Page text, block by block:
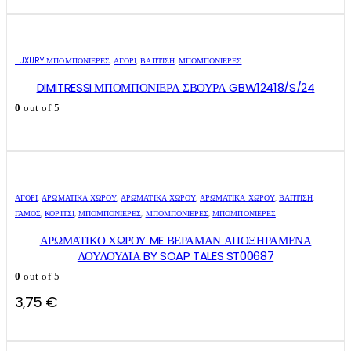
LUXURY ΜΠΟΜΠΟΝΙΈΡΕΣ,ΑΓΌΡΙ,ΒΑΠΤΙΣΗ, ΜΠΟΜΠΟΝΙΈΡΕΣ
DIMITRESSI ΜΠΟΜΠΟΝΙΕΡΑ ΣΒΟΥΡΑ GBW12418/S/24
0 out of 5
ΑΓΌΡΙ,ΑΡΩΜΑΤΙΚΆ ΧΏΡΟΥ,ΑΡΩΜΑΤΙΚΆ ΧΏΡΟΥ,ΑΡΩΜΑΤΙΚΆ ΧΏΡΟΥ, ΒΑΠΤΙΣΗ,
ΓΑΜΟΣ,ΚΟΡΊΤΣΙ, ΜΠΟΜΠΟΝΙΈΡΕΣ, ΜΠΟΜΠΟΝΙΈΡΕΣ,ΜΠΟΜΠΟΝΙΈΡΕΣ
ΑΡΩΜΑΤΙΚΟ ΧΩΡΟΥ ME ΒΕΡΑΜΑΝ ΑΠΟΞΗΡΑΜΕΝΑ
ΛΟΥΛΟΥΔΙΑ BY SOAP TALES ST00687
0 out of 5
3,75 €